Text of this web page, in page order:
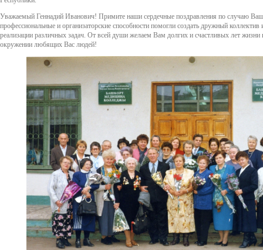
Уважаемый Геннадий Иванович! Примите наши сердечные поздравления по случаю
профессиональные и организаторские способности помогли создать дружный коллектив
реализации различных задач. От всей души желаем Вам долгих и счастливых лет
окружении любящих Вас людей!